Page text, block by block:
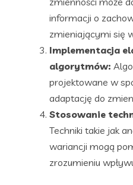
informacji o
zmieniającymi się
Implementacja
algorytmów:
projektowane w
adaptację do
Stosowanie
Techniki takie jak
wariancji mogą
zrozumieniu